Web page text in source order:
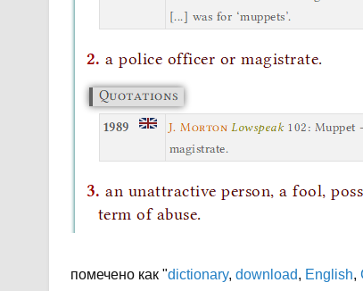
помечено как "dictionary, download, English,